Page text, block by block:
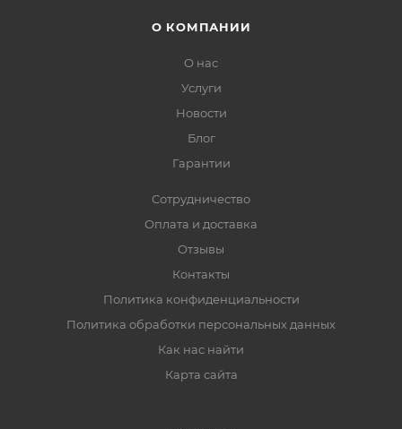
О КОМПАНИИ
О нас
Услуги
Новости
Блог
Гарантии
Сотрудничество
Оплата и доставка
Отзывы
Контакты
Политика конфиденциальности
Политика обработки персональных данных
Как нас найти
Карта сайта